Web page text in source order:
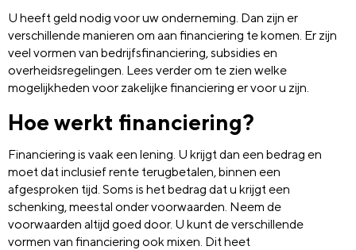
U heeft geld nodig voor uw onderneming. Dan zijn er
verschillende manieren om aan financiering te komen. Er zijn
veel vormen van bedrijfsfinanciering, subsidies en
overheidsregelingen. Lees verder om te zien welke
mogelijkheden voor zakelijke financiering er voor u zijn.
Hoe werkt financiering?
Financiering is vaak een lening. U krijgt dan een bedrag en
moet dat inclusief rente terugbetalen, binnen een
afgesproken tijd. Soms is het bedrag dat u krijgt een
schenking, meestal onder voorwaarden. Neem de
voorwaarden altijd goed door. U kunt de verschillende
vormen van financiering ook mixen. Dit heet